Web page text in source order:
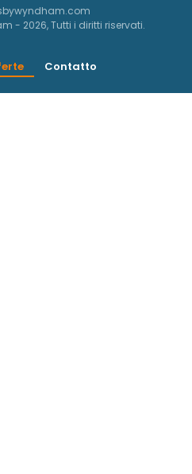
- 2026, Tutti i diritti riservati.
Contatto